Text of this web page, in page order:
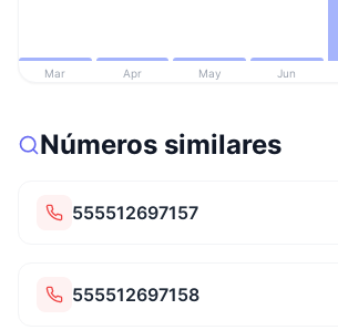
Mar Apr May Jun
Números similares
555512697157
555512697158